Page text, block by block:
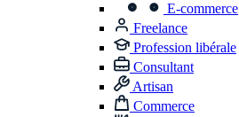
E-commerce
Freelance
Profession libérale
Consultant
Artisan
Commerce